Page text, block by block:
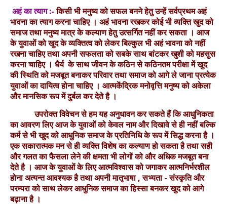
अहं का त्याग :-किसी भी मनुष्य को सफल बनने हेतु उन्हें सर्वप्रथम अहं
भावना का त्याग करना चाहिए । अहं भावना रखकर कोई भी व्यक्ति खुद को
समाज तथा मनुष्य मात्र के कल्याण हेतु उत्सर्गित नहीं कर सकता । आज
के युवाओं को खुद के व्यक्तित्व को लेकर बिल्कुल भी अहं भावना को नहीं
रखना चाहिए तथा अपनी सफलता को सबके साथ बांटकर खुशी को महसुस
करना चाहिए । धैर्य के साथ जीवन के कठिन से कठिनतम परीक्षा में खुद
की स्थिति को मजबूत बनाकर परिवार तथा समाज को आगे ले जाना प्रत्येक
युवाओं का दायित्व होना चाहिए । आत्मकेंद्रिक मनोवृत्ति मनुष्य को अकेला
और मानसिक रूप में दुर्बल कर देते है ।
उपरोक्त विवेचन से हम यह अनुधावन कर सकते हैं कि आधुनिकता
का आवरण लिए आज के युवाओं को केवल नाम और दिखावे से ही नहीं बल्कि
कर्म से भी खुद को आधुनिक समाज के प्रतिनिधि के रूप में सिद्ध करना है ।
एक सकारात्मक मन से ही व्यक्ति विशेष का कल्याण हो सकता है तथा सही
और गलत का फैसला लेने की क्षमता भी लोगों को और अधिक मजबूत बना
देते है । आज के युवाओं के लिए आत्मविश्वास को जगाकर आत्मनिर्भरशील
होना अत्यन्त आवश्यक है तथा अपनी मातृभाषा , सभ्यता - संस्कृति और
परम्परा को साथ लेकर आधुनिक समाज का हिस्सा बनकर खुद को आगे
बढ़ाना है ।